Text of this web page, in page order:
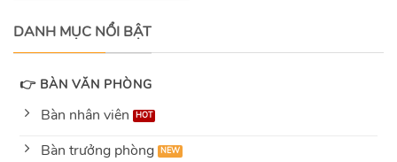
DANH MỤC NỔI BẬT
👉 BÀN VĂN PHÒNG
Bàn nhân viên
Bàn trưởng phòng